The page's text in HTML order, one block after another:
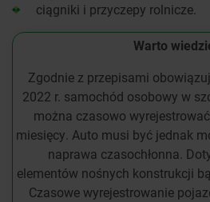
ciągniki i przyczepy rolnicze.
Warto
Zgodnie z przepisami
2022 r. samochód osobowy w
można czasowo
miesięcy. Auto musi być jednak
naprawa czasochłonna.
elementów nośnych konstrukcji
Czasowe wyrejestrowanie